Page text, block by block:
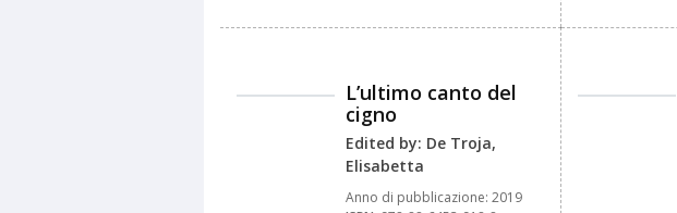
L’ultimo canto del
cigno
Edited by: De Troja,
Elisabetta
Anno di pubblicazione: 2019